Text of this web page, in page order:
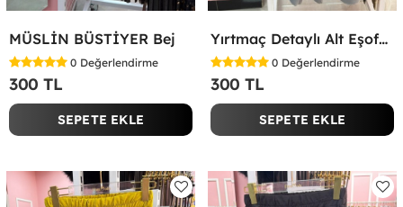
MÜSLİN BÜSTİYER Bej
0 Değerlendirme
300 TL
SEPETE EKLE
Yırtmaç Detaylı Alt Eşofman Altı Gri
0 Değerlendirme
300 TL
SEPETE EKLE